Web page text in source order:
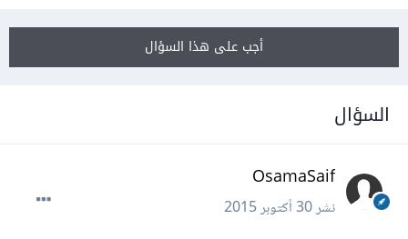
أجب على هذا السؤال
السؤال
OsamaSaif
نشر30 أكتوبر 2015